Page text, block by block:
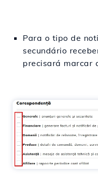
Para o tipo de
secundário
precisará marcar